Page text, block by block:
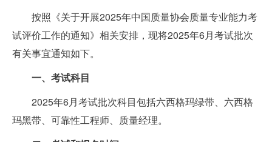
按照《关于开展2025年中国质量协会质量专业能力考
试评价工作的通知》相关安排，现将2025年6月考试批次
有关事宜通知如下。
一、考试科目
2025年6月考试批次科目包括六西格玛绿带、六西格
玛黑带、可靠性工程师、质量经理。